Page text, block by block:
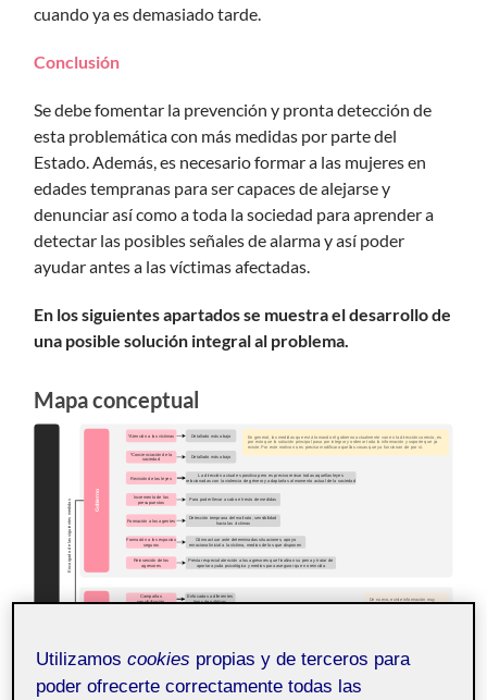
cuando ya es demasiado tarde.
Conclusión
Se debe fomentar la prevención y pronta detección de
esta problemática con más medidas por parte del
Estado. Además, es necesario formar a las mujeres en
edades tempranas para ser capaces de alejarse y
denunciar así como a toda la sociedad para aprender a
detectar las posibles señales de alarma y así poder
ayudar antes a las víctimas afectadas.
En los siguientes apartados se muestra el desarrollo de
una posible solución integral al problema.
Mapa conceptual
Utilizamoscookies propias y de terceros para
poder ofrecerte correctamente todas las